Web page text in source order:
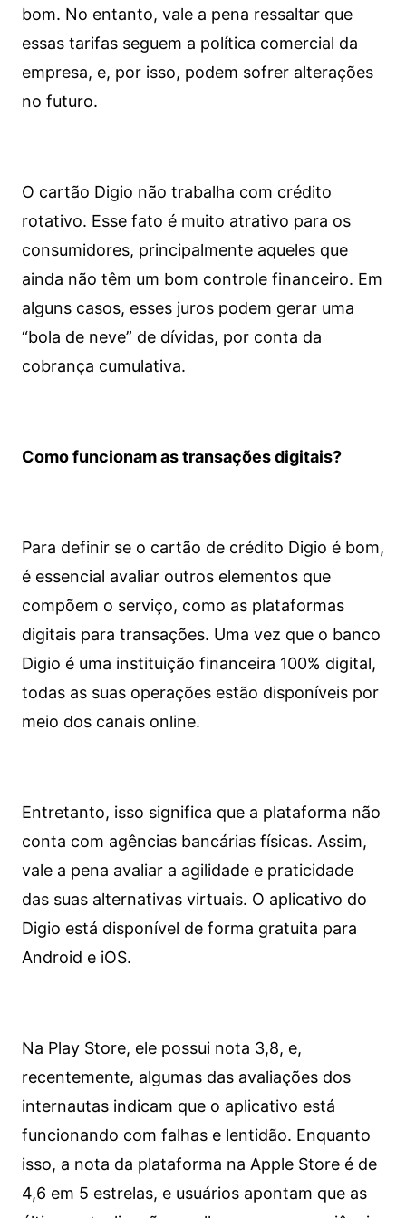
bom. No entanto, vale a pena ressaltar que
essas tarifas seguem a política comercial da
empresa, e, por isso, podem sofrer alterações
no futuro.
O cartão Digio não trabalha com crédito
rotativo. Esse fato é muito atrativo para os
consumidores, principalmente aqueles que
ainda não têm um bom controle financeiro. Em
alguns casos, esses juros podem gerar uma
“bola de neve” de dívidas, por conta da
cobrança cumulativa.
Como funcionam as transações digitais?
Para definir se o cartão de crédito Digio é bom,
é essencial avaliar outros elementos que
compõem o serviço, como as plataformas
digitais para transações. Uma vez que o banco
Digio é uma instituição financeira 100% digital,
todas as suas operações estão disponíveis por
meio dos canais online.
Entretanto, isso significa que a plataforma não
conta com agências bancárias físicas. Assim,
vale a pena avaliar a agilidade e praticidade
das suas alternativas virtuais. O aplicativo do
Digio está disponível de forma gratuita para
Android e iOS.
Na Play Store, ele possui nota 3,8, e,
recentemente, algumas das avaliações dos
internautas indicam que o aplicativo está
funcionando com falhas e lentidão. Enquanto
isso, a nota da plataforma na Apple Store é de
4,6 em 5 estrelas, e usuários apontam que as